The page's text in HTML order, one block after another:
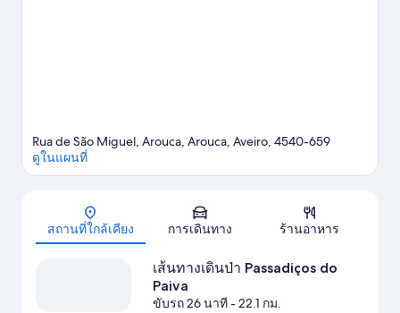
แผนที่
Rua de São Miguel, Arouca, Arouca, Aveiro, 4540-659
ดูในแผนที่
สถานที่ใกล้เคียง การเดินทาง ร้านอาหาร
เส้นทางเดินป่า Passadiços do
Paiva
ขับรถ 26 นาที- 22.1 กม.